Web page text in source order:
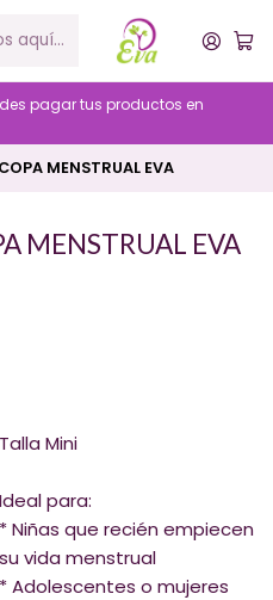
pagar tus productos en
MENSTRUAL EVA
MENSTRUAL EVA
Talla Mini
Ideal para:
* Niñas que recién empiecen
su vida menstrual
* Adolescentes o mujeres